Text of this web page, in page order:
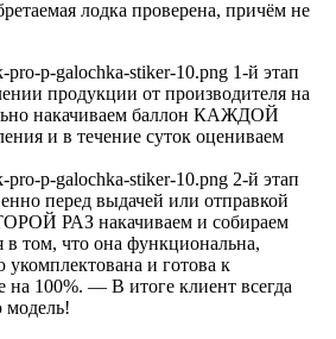
лодка проверена, причём не
1-й этап
продукции от производителя на
накачиваем баллон КАЖДОЙ
и в течение суток оцениваем
2-й этап
перед выдачей или отправкой
РАЗ накачиваем и собираем
в том, что она функциональна,
укомплектована и готова к
на 100%. — В итоге клиент всегда
модель!